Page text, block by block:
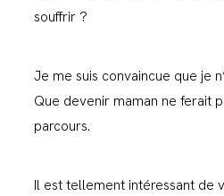
souffrir ?
Je me suis convaincue que je
Que devenir maman ne ferait
parcours.
Il est tellement intéressant de